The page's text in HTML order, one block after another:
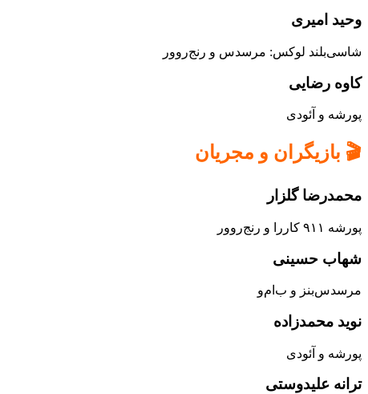
وحید امیری
شاسی‌بلند لوکس: مرسدس و رنج‌روور
کاوه رضایی
پورشه و آئودی
🎬 بازیگران و مجریان
محمدرضا گلزار
پورشه ۹۱۱ کاررا و رنج‌روور
شهاب حسینی
مرسدس‌بنز و ب‌ام‌و
نوید محمدزاده
پورشه و آئودی
ترانه علیدوستی